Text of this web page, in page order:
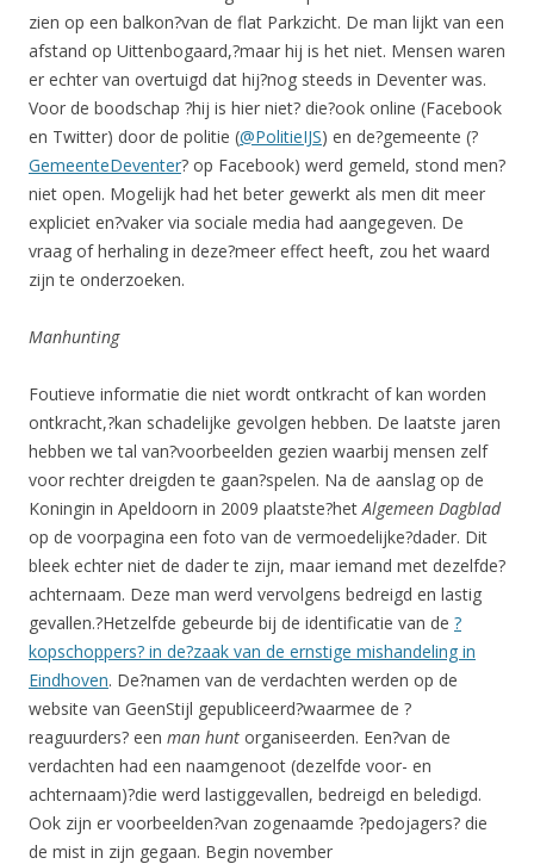
zien op een balkon?van de flat Parkzicht. De man lijkt van een
afstand op Uittenbogaard,?maar hij is het niet. Mensen waren
er echter van overtuigd dat hij?nog steeds in Deventer was.
Voor de boodschap ?hij is hier niet? die?ook online (Facebook
en Twitter) door de politie (@PolitieIJS) en de?gemeente (?
GemeenteDeventer? op Facebook) werd gemeld, stond men?
niet open. Mogelijk had het beter gewerkt als men dit meer
expliciet en?vaker via sociale media had aangegeven. De
vraag of herhaling in deze?meer effect heeft, zou het waard
zijn te onderzoeken.
Manhunting
Foutieve informatie die niet wordt ontkracht of kan worden
ontkracht,?kan schadelijke gevolgen hebben. De laatste jaren
hebben we tal van?voorbeelden gezien waarbij mensen zelf
voor rechter dreigden te gaan?spelen. Na de aanslag op de
Koningin in Apeldoorn in 2009 plaatste?hetAlgemeen Dagblad
op de voorpagina een foto van de vermoedelijke?dader. Dit
bleek echter niet de dader te zijn, maar iemand met dezelfde?
achternaam. Deze man werd vervolgens bedreigd en lastig
gevallen.?Hetzelfde gebeurde bij de identificatie van de ?
kopschoppers? in de?zaak van de ernstige mishandeling in
Eindhoven. De?namen van de verdachten werden op de
website van GeenStijl gepubliceerd?waarmee de ?
reaguurders? een man hunt organiseerden. Een?van de
verdachten had een naamgenoot (dezelfde voor- en
achternaam)?die werd lastiggevallen, bedreigd en beledigd.
Ook zijn er voorbeelden?van zogenaamde ?pedojagers? die
de mist in zijn gegaan. Begin november